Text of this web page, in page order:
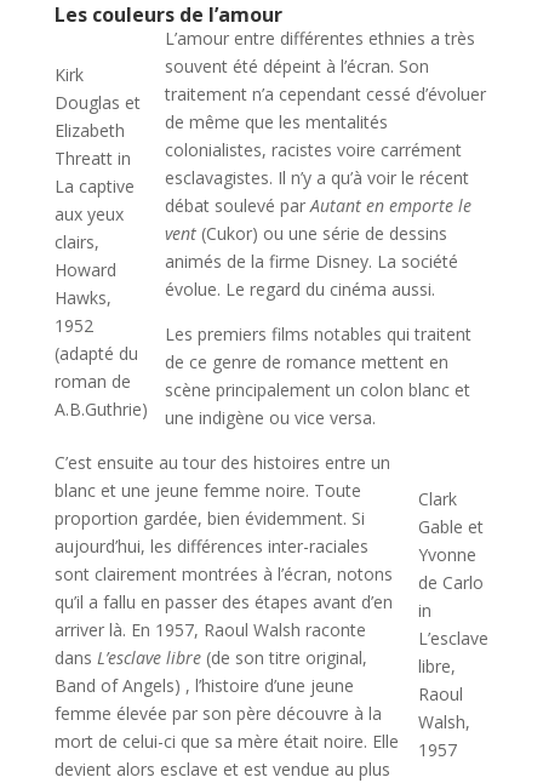
Les couleurs de l’amour
Kirk
Douglas et
Elizabeth
Threatt in
La captive
aux yeux
clairs,
Howard
Hawks,
1952
(adapté du
roman de
A.B.Guthrie)
L’amour entre différentes ethnies a très
souvent été dépeint à l’écran. Son
traitement n’a cependant cessé d’évoluer
de même que les mentalités
colonialistes, racistes voire carrément
esclavagistes. Il n’y a qu’à voir le récent
débat soulevé parAutant en emporte le
vent(Cukor) ou une série de dessins
animés de la firme Disney. La société
évolue. Le regard du cinéma aussi.
Les premiers films notables qui traitent
de ce genre de romance mettent en
scène principalement un colon blanc et
une indigène ou vice versa.
Clark
Gable et
Yvonne
de Carlo
in
L’esclave
libre,
Raoul
Walsh,
1957
C’est ensuite au tour des histoires entre un
blanc et une jeune femme noire. Toute
proportion gardée, bien évidemment. Si
aujourd’hui, les différences inter-raciales
sont clairement montrées à l’écran, notons
qu’il a fallu en passer des étapes avant d’en
arriver là. En 1957, Raoul Walsh raconte
dans L’esclave libre(de son titre original,
Band of Angels) , l’histoire d’une jeune
femme élevée par son père découvre à la
mort de celui-ci que sa mère était noire. Elle
devient alors esclave et est vendue au plus